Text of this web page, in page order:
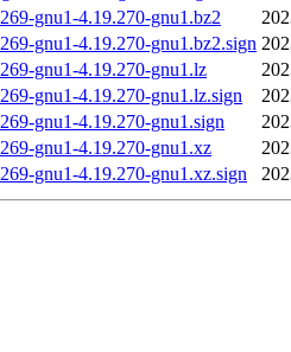
gnu1-4.19.270-gnu1.bz2
gnu1-4.19.270-gnu1.bz2.sign
gnu1-4.19.270-gnu1.lz
gnu1-4.19.270-gnu1.lz.sign
gnu1-4.19.270-gnu1.sign
gnu1-4.19.270-gnu1.xz
gnu1-4.19.270-gnu1.xz.sign